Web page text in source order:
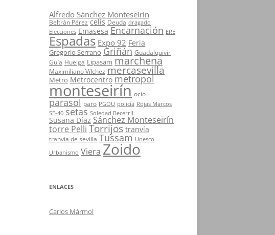
Alfredo Sánchez Monteseirín
Beltrán Pérez celis Deuda dragado
Elecciones Emasesa Encarnación ERE
Espadas Expo 92 Feria
Gregorio Serrano Griñán Guadalquivir
Guía Huelga Lipasam marchena
Maximiliano Vílchez mercasevilla
Metro Metrocentro metropol
monteseirín ocio
parasol paro PGOU policía Rojas Marcos
SE-40 setas Soledad Becerril
Susana Díaz Sánchez Monteseirín
torre Pelli Torrijos tranvía
tranvía de sevilla Tussam Unesco
Urbanismo Viera Zoido
ENLACES
Carlos Mármol